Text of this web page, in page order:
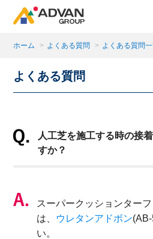
商品ページにある「お気に入り
商品がここに表示されます。
ホーム > よくある質問 > よくある質問
よくある質問
人工芝を施工する時の接
すか？
スーパークッションター
は、 ウレタンアドボン
い。